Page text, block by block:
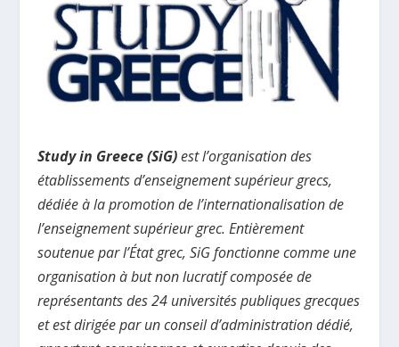
Study in Greece (SiG)est l’organisation des
établissements d’enseignement supérieur grecs,
dédiée à la promotion de l’internationalisation de
l’enseignement supérieur grec. Entièrement
soutenue par l’État grec, SiG fonctionne comme une
organisation à but non lucratif composée de
représentants des 24 universités publiques grecques
et est dirigée par un conseil d’administration dédié,